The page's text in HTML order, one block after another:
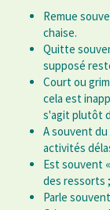
Remue
chaise.
Quitte
supposé
Court ou
cela est
s'agit plutôt
A souvent
activités
Est souvent
des ressorts
Parle